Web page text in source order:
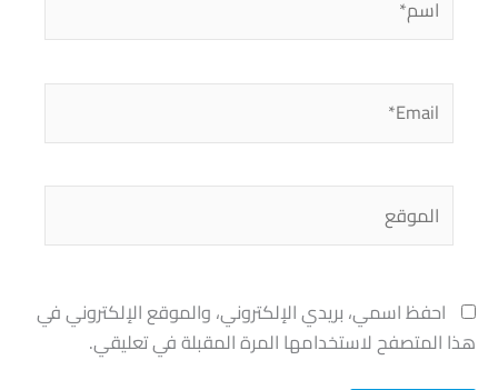
احفظ اسمي، بريدي الإلكتروني، والموقع الإلكتروني في
هذا المتصفح لاستخدامها المرة المقبلة في تعليقي.